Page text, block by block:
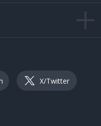
X/Twitter